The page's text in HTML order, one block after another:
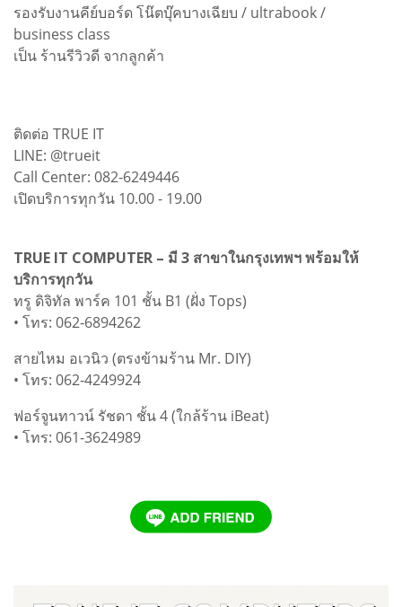
รองรับงานคีย์บอร์ด โน๊ตบุ๊คบางเฉียบ / ultrabook /
business class
เป็น ร้านรีวิวดี จากลูกค้า
ติดต่อ TRUE IT
LINE: @trueit
Call Center: 082-6249446
เปิดบริการทุกวัน 10.00 - 19.00
TRUE IT COMPUTER – มี 3 สาขาในกรุงเทพฯ พร้อมให้
บริการทุกวัน
ทรู ดิจิทัล พาร์ค 101 ชั้น B1 (ฝั่ง Tops)
• โทร: 062-6894262
สายไหม อเวนิว (ตรงข้ามร้าน Mr. DIY)
• โทร: 062-4249924
ฟอร์จูนทาวน์ รัชดา ชั้น 4 (ใกล้ร้าน iBeat)
• โทร: 061-3624989